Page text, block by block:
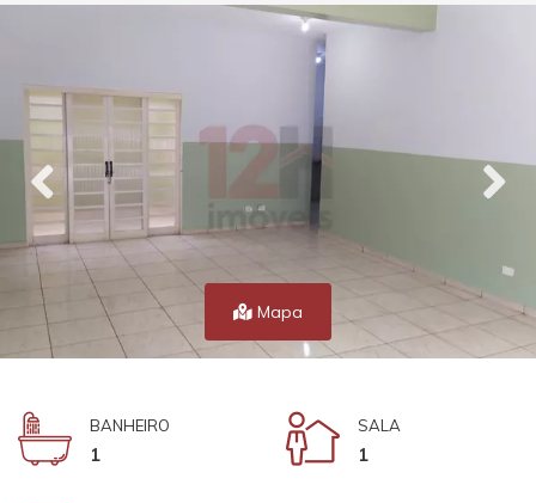
Mapa
BANHEIRO
1
SALA
1